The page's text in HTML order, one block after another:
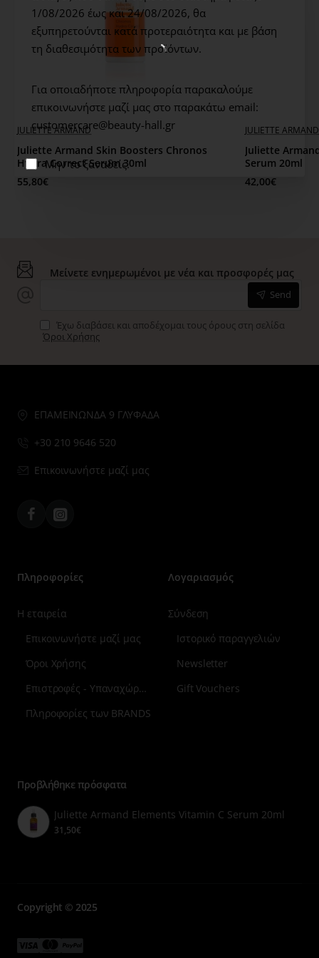
1/08/2026 έως και 24/08/2026, θα
εξυπηρετούνται κατά προτεραιότητα και με βάση
τη διαθεσιμότητα των προϊόντων.
Για οποιαδήποτε πληροφορία παρακαλούμε
επικοινωνήστε μαζί μας στο παρακάτω email:
customercare@beauty-hall.gr
Μην το ξαναδείς.
αντιμετώπιση της φωτογήρανσης.
ΤΡΟΠΟΣ ΧΡΗΣΗΣ: Απλώνετε σε καθαρή επιδερμίδα μία
δόση και κάνετε μασάζ μέχρι να απορροφηθεί.
JULIETTE ARMAND
Juliette Armand Skin Boosters Chronos
Hydra Correct Serum 30ml
55,80€
JULIETTE ARMAND
Juliette
Serum 20ml
42,00€
Μείνετε ενημερωμένοι με νέα και προσφορές μας
Send
Έχω διαβάσει και αποδέχομαι τους όρους στη σελίδα
Όροι Χρήσης
ΕΠΑΜΕΙΝΩΝΔΑ 9 ΓΛΥΦΑΔΑ
+30 210 9646 520
Επικοινωνήστε μαζί μας
FacebookInstagram
Πληροφορίες
7
Η εταιρεία
Επικοινωνήστε μαζί μας
Όροι Χρήσης
Επιστροφές - Υπαναχώρηση
Πληροφορίες των BRANDS
Λογαριασμός
Σύνδεση
Ιστορικό παραγγελιών
Newsletter
Gift Vouchers
Προβλήθηκε πρόσφατα
Juliette Armand Elements Vitamin C Serum 20ml
31,50€
Copyright © 2025